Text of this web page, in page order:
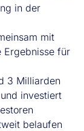
in der
mit
Ergebnisse für
3 Milliarden
investiert
belaufen